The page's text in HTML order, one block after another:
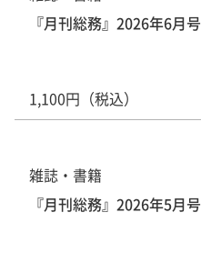
『月刊総務』2026年6月号
1,100円（税込）
雑誌・書籍
『月刊総務』2026年5月号